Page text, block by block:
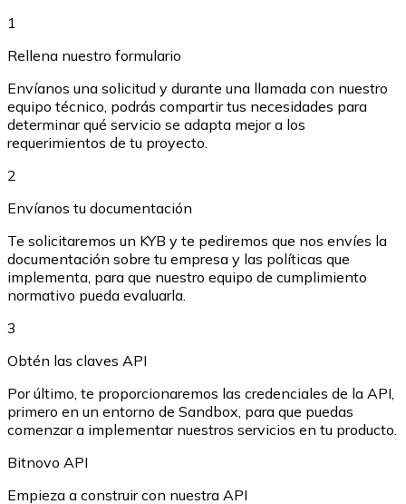
XRP
Ver todo
Efectivo
Compra criptomonedas con efectivo en tu tienda más
Añade fondos a tu cuenta Bitnovo o realiza compras
Comprar con Transferencia
Tarjeta de crédito / débito
1
Rellena nuestro formulario
Envíanos una solicitud y durante una llamada con nuestro
equipo técnico, podrás compartir tus necesidades para
determinar qué servicio se adapta mejor a los
requerimientos de tu proyecto.
2
Envíanos tu documentación
Te solicitaremos un KYB y te pediremos que nos envíes la
documentación sobre tu empresa y las políticas que
implementa, para que nuestro equipo de cumplimiento
normativo pueda evaluarla.
3
Obtén las claves API
Por último, te proporcionaremos las credenciales de la API,
primero en un entorno de Sandbox, para que puedas
comenzar a implementar nuestros servicios en tu producto.
Bitnovo API
Empieza a construir con nuestra API